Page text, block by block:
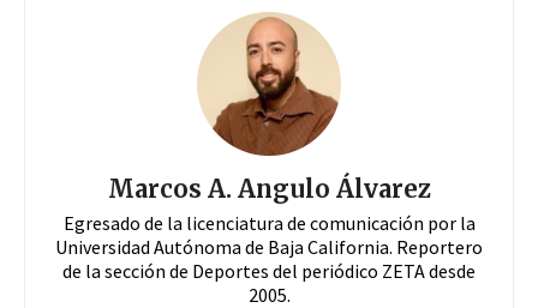
Marcos A. Angulo Álvarez
Egresado de la licenciatura de comunicación por la
Universidad Autónoma de Baja California. Reportero
de la sección de Deportes del periódico ZETA desde
2005.